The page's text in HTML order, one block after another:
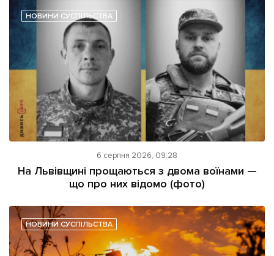
НОВИНИ СУСПІЛЬСТВА
6 серпня 2026, 09:28
На Львівщині прощаються з двома воїнами —
що про них відомо (фото)
НОВИНИ СУСПІЛЬСТВА